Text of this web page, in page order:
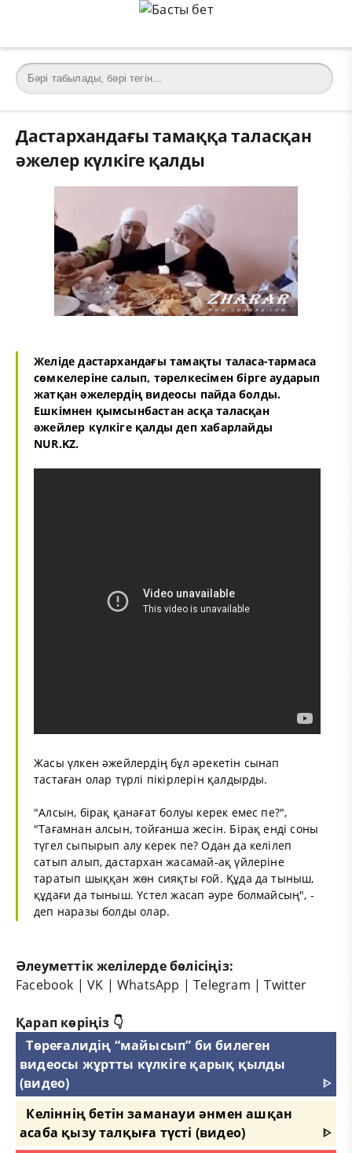
Дастархандағы тамаққа таласқан
әжелер күлкіге қалды
Желіде дастархандағы тамақты таласа-тармаса
сөмкелеріне салып, тәрелкесімен бірге аударып
жатқан әжелердің видеосы пайда болды.
Ешкімнен қымсынбастан асқа таласқан
әжейлер күлкіге қалды деп хабарлайды
NUR.KZ.
Жасы үлкен әжейлердің бұл әрекетін сынап
тастаған олар түрлі пікірлерін қалдырды.
"Алсын, бірақ қанағат болуы керек емес пе?",
"Тағамнан алсын, тойғанша жесін. Бірақ енді соны
түгел сыпырып алу керек пе? Одан да келілеп
сатып алып, дастархан жасамай-ақ үйлеріне
таратып шыққан жөн сияқты ғой. Құда да тыныш,
құдағи да тыныш. Үстел жасап әуре болмайсың", -
деп наразы болды олар.
Әлеуметтік желілерде бөлісіңіз:
Facebook |VK |WhatsApp |Telegram |Twitter
Қарап көріңіз 👇
Төреғалидің “майысып” би билеген
видеосы жұртты күлкіге қарық қылды
(видео)
ᐈ
Келіннің бетін заманауи әнмен ашқан
асаба қызу талқыға түсті (видео)
ᐈ